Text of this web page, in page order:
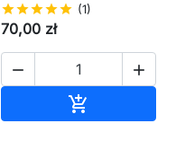
starstarstarstarstar (1)
70,00 zł
 
